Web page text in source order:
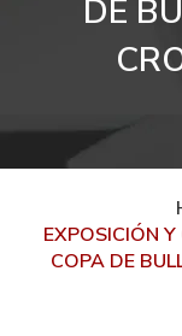
DE
EXPOSICIÓN
COPA DE